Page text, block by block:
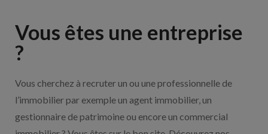
Vous êtes une entreprise
?
Vous cherchez à recruter un ou une professionnelle de
l’immobilier par exemple un agent immobilier, un
gestionnaire de patrimoine ou encore un commercial